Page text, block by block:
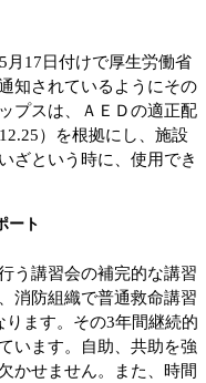
月17日付けで厚生労働省
知されているようにその
プスは、ＡＥＤの適正配
）を根拠にし、施設
ざという時に、使用でき
ート
う講習会の補完的な講習
消防組織で普通救命講習
ます。その3年間継続的
います。自助、共助を強
かせません。また、時間